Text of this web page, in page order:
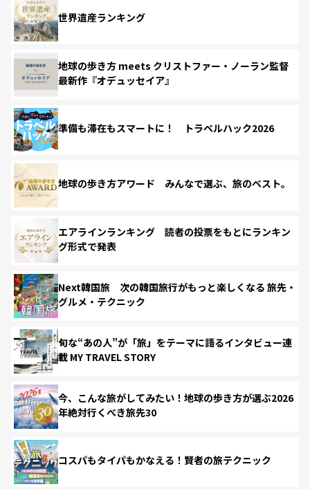
世界遺産ランキング
地球の歩き方 meets クリストファー・ノーラン監督
最新作『オデュッセイア』
準備も滞在もスマートに！ トラベルハック2026
地球の歩き方アワード みんなで選ぶ、旅のベスト。
エアラインランキング 読者の投票をもとにランキン
グ形式で発表
Next韓国旅 次の韓国旅行がもっと楽しくなる 旅先・
グルメ・テクニック
旬な“あの人”が「旅」をテーマに語るインタビュー連
載 MY TRAVEL STORY
今、こんな旅がしてみたい！地球の歩き方が選ぶ2026
年絶対行くべき旅先30
コスパもタイパもかなえる！賢者の旅テクニック